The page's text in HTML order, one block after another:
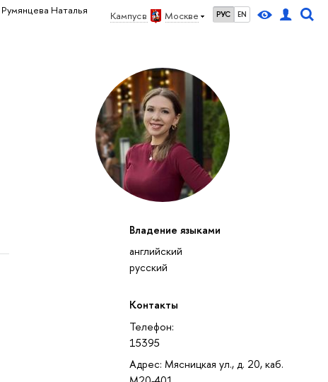
Кампус в Москве РУС EN
Румянцева Наталья
Владение языками
английский
русский
Контакты
Телефон:
15395
Адрес: Мясницкая ул., д. 20, каб.